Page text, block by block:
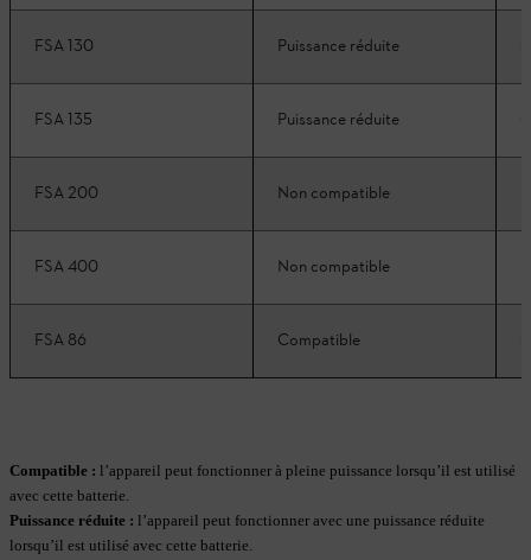
FSA 130 Puissance réduite
FSA 135 Puissance réduite
FSA 200 Non compatible
FSA 400 Non compatible
FSA 86 Compatible
Compatible : l’appareil peut fonctionner à pleine puissance lorsqu’il est utilisé
avec cette batterie.
Puissance réduite : l’appareil peut fonctionner avec une puissance réduite
lorsqu’il est utilisé avec cette batterie.